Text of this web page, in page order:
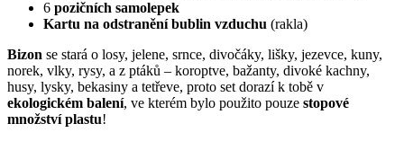
6 pozičních samolepek
Kartu na odstranění bublin vzduchu (rakla)
Bizon se stará o losy, jelene, srnce, divočáky, lišky, jezevce, kuny,
norek, vlky, rysy, a z ptáků – koroptve, bažanty, divoké kachny,
husy, lysky, bekasiny a tetřeve, proto set dorazí k tobě v
ekologickém balení, ve kterém bylo použito pouze stopové
množství plastu!